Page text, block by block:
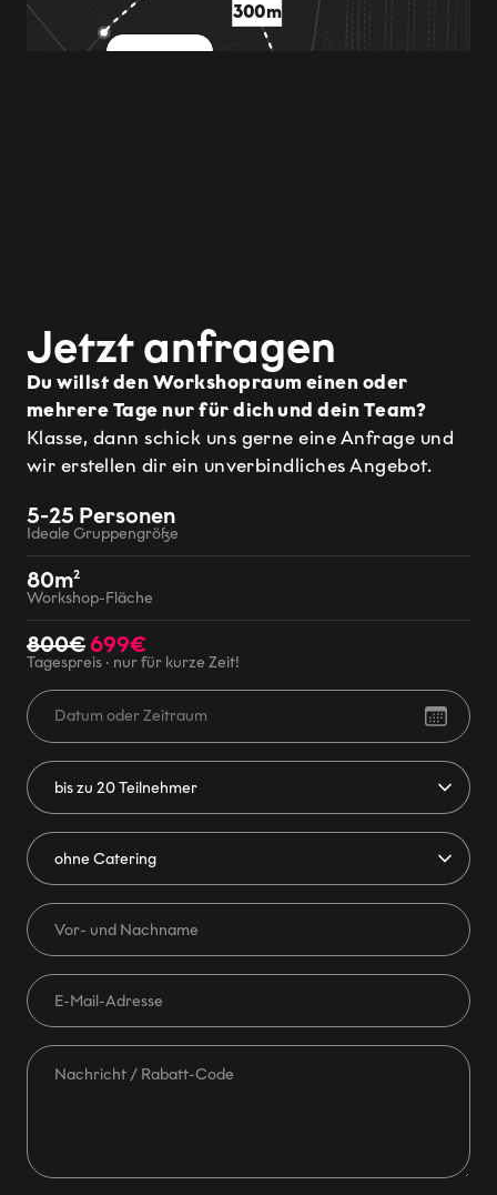
Jetzt anfragen
Du willst den Workshopraum einen oder
mehrere Tage nur für dich und dein Team?
Klasse, dann schick uns gerne eine Anfrage und
wir erstellen dir ein unverbindliches Angebot.
5-25 Personen
Ideale Gruppengröße
80m²
Workshop-Fläche
800€699€
Tagespreis · nur für kurze Zeit!
Datum oder Zeitraum